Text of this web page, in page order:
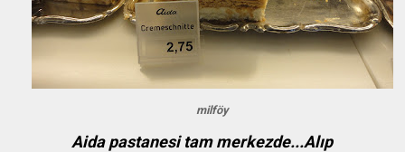
milföy
Aida pastanesi tam merkezde...Alıp